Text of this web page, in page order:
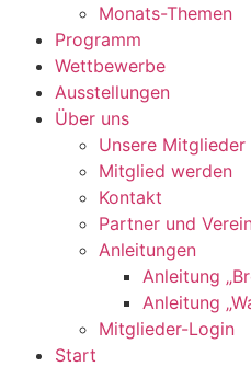
Monats-Themen
Programm
Wettbewerbe
Ausstellungen
Über uns
Unsere Mitglieder
Mitglied werden
Kontakt
Partner und
Anleitungen
Anleitung
Anleitung
Mitglieder-Login
Start